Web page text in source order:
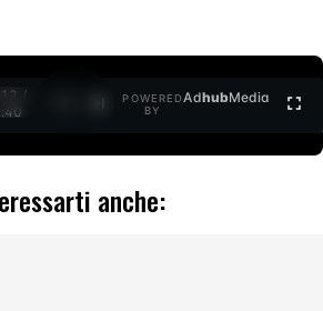
/
POWERED
BY
AdhubMedia
anche: